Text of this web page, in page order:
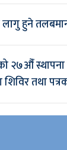
हुने
२७औँ
तथा